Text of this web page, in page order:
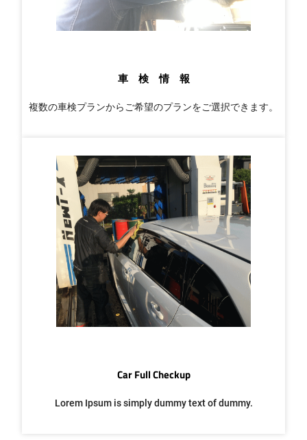
車 検 情 報
複数の車検プランからご希望のプランをご選択できます。
Car Full Checkup
Lorem Ipsum is simply dummy text of dummy.